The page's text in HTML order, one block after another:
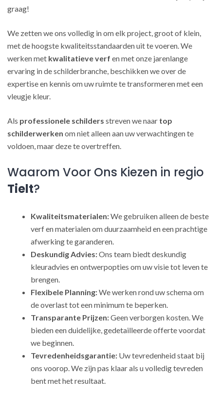
graag!
We zetten we ons volledig in om elk project, groot of klein,
met de hoogste kwaliteitsstandaarden uit te voeren. We
werken met kwalitatieve verf en met onze jarenlange
ervaring in de schilderbranche, beschikken we over de
expertise en kennis om uw ruimte te transformeren met een
vleugje kleur.
Als professionele schilders streven we naar top
schilderwerken om niet alleen aan uw verwachtingen te
voldoen, maar deze te overtreffen.
Waarom Voor Ons Kiezen in regio
Tielt?
Kwaliteitsmaterialen:We gebruiken alleen de beste
verf en materialen om duurzaamheid en een prachtige
afwerking te garanderen.
Deskundig Advies:Ons team biedt deskundig
kleuradvies en ontwerpopties om uw visie tot leven te
brengen.
Flexibele Planning:We werken rond uw schema om
de overlast tot een minimum te beperken.
Transparante Prijzen:Geen verborgen kosten. We
bieden een duidelijke, gedetailleerde offerte voordat
we beginnen.
Tevredenheidsgarantie: Uw tevredenheid staat bij
ons voorop. We zijn pas klaar als u volledig tevreden
bent met het resultaat.